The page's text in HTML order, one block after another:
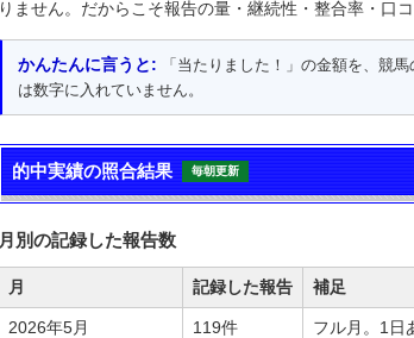
りません。だからこそ報告の量・継続性・整合率・口
かんたんに言うと: 「当たりました！」の金額を、競
は数字に入れていません。
的中実績の照合結果 毎朝更新
月別の記録した報告数
月 記録した報告 補足
2026年5月 119件 フル月。1日